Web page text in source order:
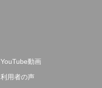
YouTube動画
利用者の声